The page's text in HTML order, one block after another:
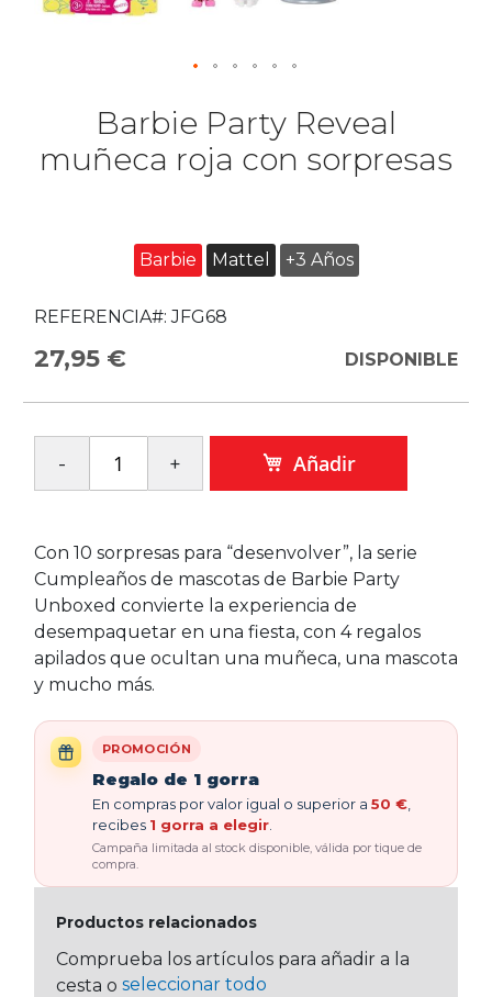
Barbie Party Reveal
muñeca roja con sorpresas
Barbie Mattel +3 Años
REFERENCIA#: JFG68
27,95 € DISPONIBLE
Añadir
Con 10 sorpresas para “desenvolver”, la serie
Cumpleaños de mascotas de Barbie Party
Unboxed convierte la experiencia de
desempaquetar en una fiesta, con 4 regalos
apilados que ocultan una muñeca, una mascota
y mucho más.
PROMOCIÓN
Regalo de 1 gorra
En compras por valor igual o superior a 50 €
recibes 1 gorra a elegir
Campaña limitada al stock disponible, válida por tique de
compra.
Productos relacionados
Comprueba los artículos para añadir a la
cesta o seleccionar todo